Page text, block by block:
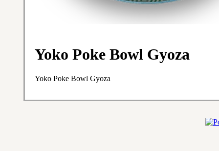
Yoko Poke Bowl Gyoza
Yoko Poke Bowl Gyoza